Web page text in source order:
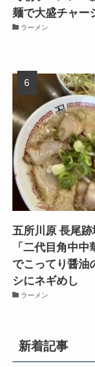
麺で大盛チャー
ラーメン
五所川原 長尾
「二代目角中中
でこってり醤油
シにネギめし
ラーメン
新着記事